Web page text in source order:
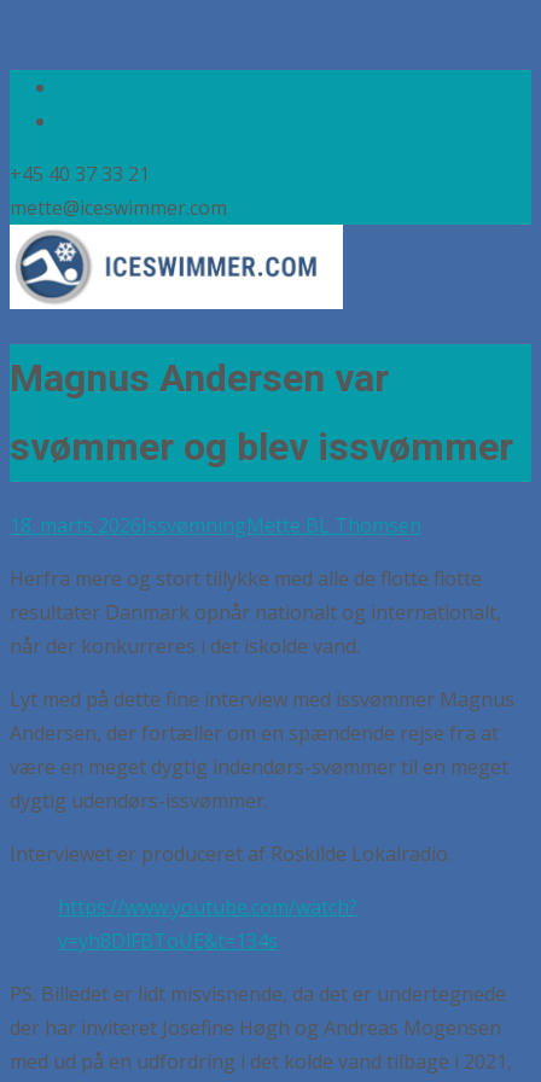
+45 40 37 33 21
mette@iceswimmer.com
Magnus Andersen var
svømmer og blev issvømmer
18. marts 2026IssvømningMette BL Thomsen
Herfra mere og stort tillykke med alle de flotte flotte
resultater Danmark opnår nationalt og internationalt,
når der konkurreres i det iskolde vand.
Lyt med på dette fine interview med issvømmer Magnus
Andersen, der fortæller om en spændende rejse fra at
være en meget dygtig indendørs-svømmer til en meget
dygtig udendørs-issvømmer.
Interviewet er produceret af Roskilde Lokalradio.
https://www.youtube.com/watch?
v=yh8DlFBToUE&t=134s
PS. Billedet er lidt misvisnende, da det er undertegnede
der har inviteret Josefine Høgh og Andreas Mogensen
med ud på en udfordring i det kolde vand tilbage i 2021,